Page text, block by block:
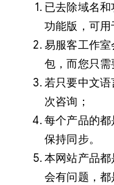
已去除域名
功能版，可用
易服客工作
包，而您只需
若只要中文
次咨询；
每个产品的
保持同步。
本网站产品
会有问题，都